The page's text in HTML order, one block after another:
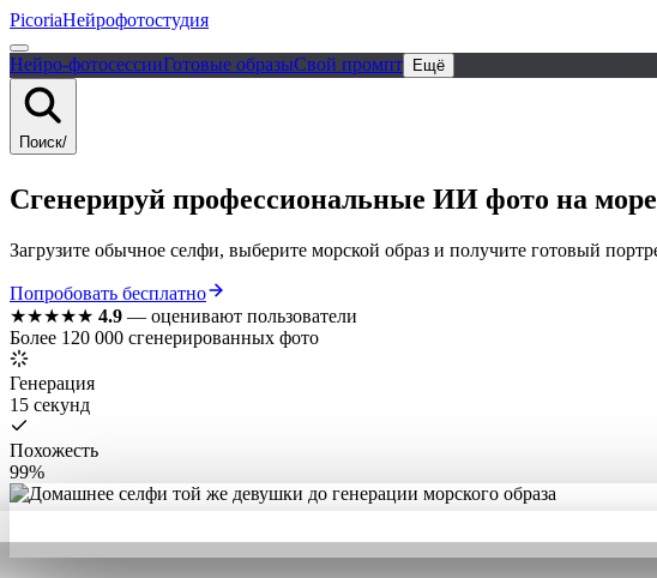
PicoriaНейрофотостудия
Нейро-фотосессииГотовые образыСвой промпт Ещё
Поиск/
Сгенерируй профессиональные ИИ фото на море
Загрузите обычное селфи, выберите морской образ и получите готовый
Попробовать бесплатно
★★★★★ 4.9 — оценивают пользователи
Более 120 000 сгенерированных фото
Генерация
15 секунд
Похожесть
99%